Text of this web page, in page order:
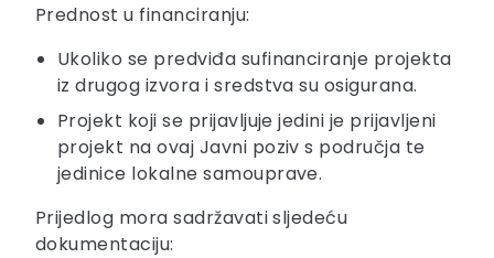
Prednost u financiranju:
Ukoliko se predviđa sufinanciranje projekta
iz drugog izvora i sredstva su osigurana.
Projekt koji se prijavljuje jedini je prijavljeni
projekt na ovaj Javni poziv s područja te
jedinice lokalne samouprave.
Prijedlog mora sadržavati sljedeću
dokumentaciju: